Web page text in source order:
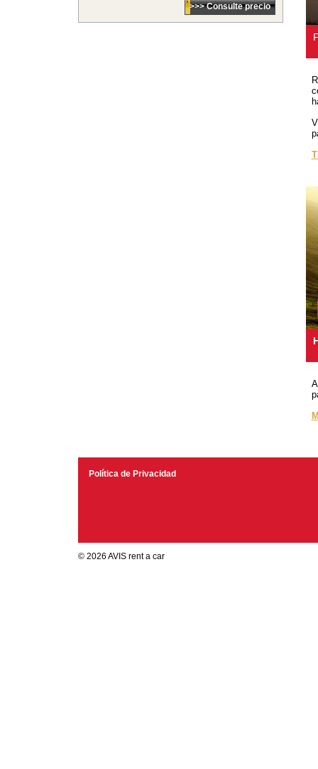
Política de Privacidad
© 2026 AVIS rent a car